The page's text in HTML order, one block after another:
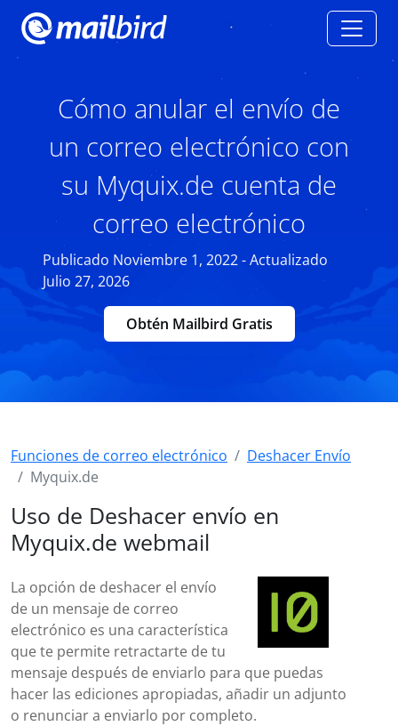
Cómo anular el envío de
un correo electrónico con
su Myquix.de cuenta de
correo electrónico
Publicado Noviembre 1, 2022 - Actualizado
Julio 27, 2026
Obtén Mailbird Gratis
Funciones de correo electrónico
Deshacer Envío
Myquix.de
Uso de Deshacer envío en
Myquix.de webmail
La opción de deshacer el envío
de un mensaje de correo
electrónico es una característica
que te permite retractarte de tu
mensaje después de enviarlo para que puedas
hacer las ediciones apropiadas, añadir un adjunto
o renunciar a enviarlo por completo.